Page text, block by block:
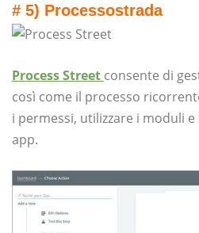
# 5) Processostrada
Process Street consente di
così come il processo
i permessi, utilizzare i moduli
app.